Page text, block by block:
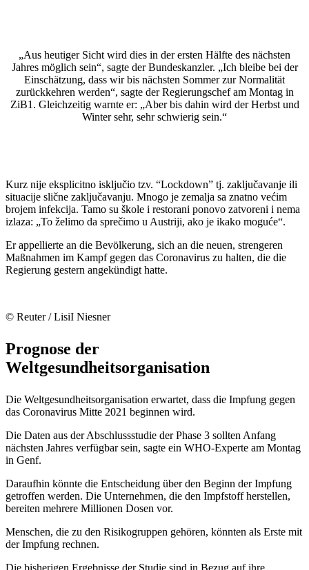
„Aus heutiger Sicht wird dies in der ersten Hälfte des nächsten
Jahres möglich sein“, sagte der Bundeskanzler. „Ich bleibe bei der
Einschätzung, dass wir bis nächsten Sommer zur Normalität
zurückkehren werden“, sagte der Regierungschef am Montag in
ZiB1. Gleichzeitig warnte er: „Aber bis dahin wird der Herbst und
Winter sehr, sehr schwierig sein.“
Kurz nije eksplicitno isključio tzv. “Lockdown” tj. zaključavanje ili
situacije slične zaključavanju. Mnogo je zemalja sa znatno većim
brojem infekcija. Tamo su škole i restorani ponovo zatvoreni i nema
izlaza: „To želimo da sprečimo u Austriji, ako je ikako moguće“.
Er appellierte an die Bevölkerung, sich an die neuen, strengeren
Maßnahmen im Kampf gegen das Coronavirus zu halten, die die
Regierung gestern angekündigt hatte.
© Reuter / LisiI Niesner
Prognose der
Weltgesundheitsorganisation
Die Weltgesundheitsorganisation erwartet, dass die Impfung gegen
das Coronavirus Mitte 2021 beginnen wird.
Die Daten aus der Abschlussstudie der Phase 3 sollten Anfang
nächsten Jahres verfügbar sein, sagte ein WHO-Experte am Montag
in Genf.
Daraufhin könnte die Entscheidung über den Beginn der Impfung
getroffen werden. Die Unternehmen, die den Impfstoff herstellen,
bereiten mehrere Millionen Dosen vor.
Menschen, die zu den Risikogruppen gehören, könnten als Erste mit
der Impfung rechnen.
Die bisherigen Ergebnisse der Studie sind in Bezug auf ihre